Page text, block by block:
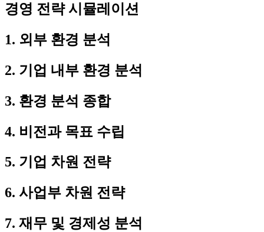
경영 전략 시뮬레이션
1. 외부 환경 분석
2. 기업 내부 환경 분석
3. 환경 분석 종합
4. 비전과 목표 수립
5. 기업 차원 전략
6. 사업부 차원 전략
7. 재무 및 경제성 분석